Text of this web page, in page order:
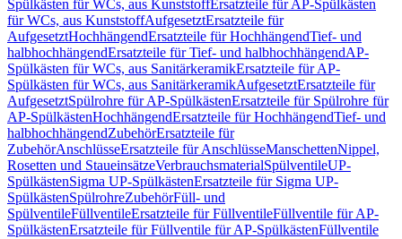
Spülkästen für WCs, aus KunststoffErsatzteile für AP-Spülkästen
für WCs, aus KunststoffAufgesetztErsatzteile für
AufgesetztHochhängendErsatzteile für HochhängendTief- und
halbhochhängendErsatzteile für Tief- und halbhochhängendAP-
Spülkästen für WCs, aus SanitärkeramikErsatzteile für AP-
Spülkästen für WCs, aus SanitärkeramikAufgesetztErsatzteile für
AufgesetztSpülrohre für AP-SpülkästenErsatzteile für Spülrohre für
AP-SpülkästenHochhängendErsatzteile für HochhängendTief- und
halbhochhängendZubehörErsatzteile für
ZubehörAnschlüsseErsatzteile für AnschlüsseManschettenNippel,
Rosetten und StaueinsätzeVerbrauchsmaterialSpülventileUP-
SpülkästenSigma UP-SpülkästenErsatzteile für Sigma UP-
SpülkästenSpülrohreZubehörFüll- und
SpülventileFüllventileErsatzteile für FüllventileFüllventile für AP-
SpülkästenErsatzteile für Füllventile für AP-SpülkästenFüllventile